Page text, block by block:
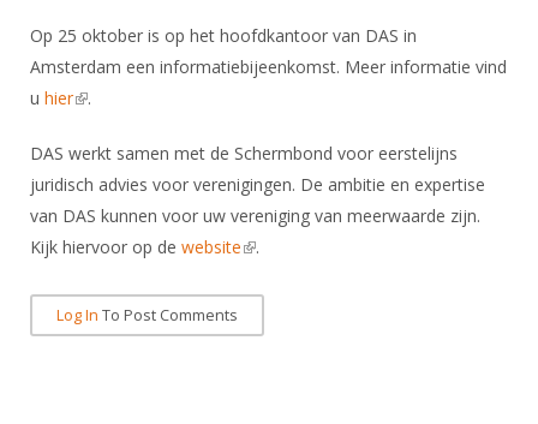
Historie
Ereleden
Leden van Verdiensten
Bondsbureau
Samenwerking
Materiaal
Schermpaspoort
KNAS Keurmerk
NK's
JPT
Atletencommissie
Internationale Titeltoernooien
Internationale aanmeldingen
Nieuws
Nationale opleidingen
Opleidingen
Leraar
Nieuws
Op 25 oktober is op het hoofdkantoor van DAS in
Amsterdam een informatiebijeenkomst. Meer informatie vind
u hier(link is external)
.
DAS werkt samen met de Schermbond voor eerstelijns
juridisch advies voor verenigingen. De ambitie en expertise
van DAS kunnen voor uw vereniging van meerwaarde zijn.
Kijk hiervoor op de website(link is external)
.
Log In To Post Comments